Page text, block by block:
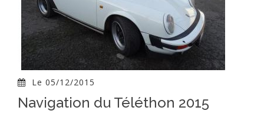
Le 05/12/2015
Navigation du Téléthon 2015